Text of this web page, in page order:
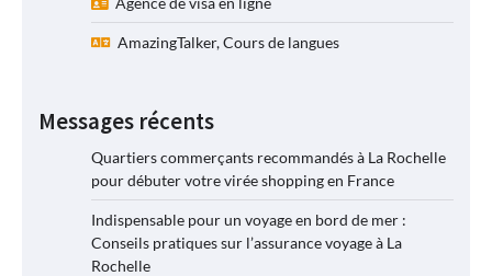
AmazingTalker, Cours de langues
Messages récents
Quartiers commerçants recommandés à La Rochelle
pour débuter votre virée shopping en France
Indispensable pour un voyage en bord de mer :
Conseils pratiques sur l’assurance voyage à La
Rochelle